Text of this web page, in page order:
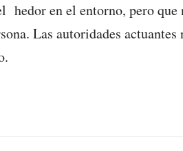
hedor en el entorno, pero que
Las autoridades